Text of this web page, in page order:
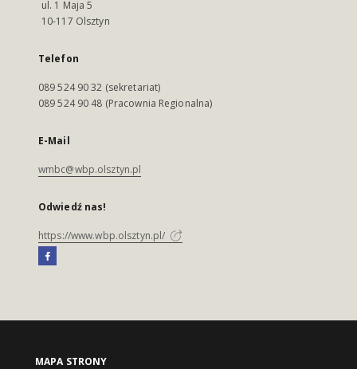
ul. 1 Maja 5
10-117 Olsztyn
Telefon
089 524 90 32 (sekretariat)
089 524 90 48 (Pracownia Regionalna)
E-Mail
wmbc@wbp.olsztyn.pl
Odwiedź nas!
https://www.wbp.olsztyn.pl/
MAPA STRONY